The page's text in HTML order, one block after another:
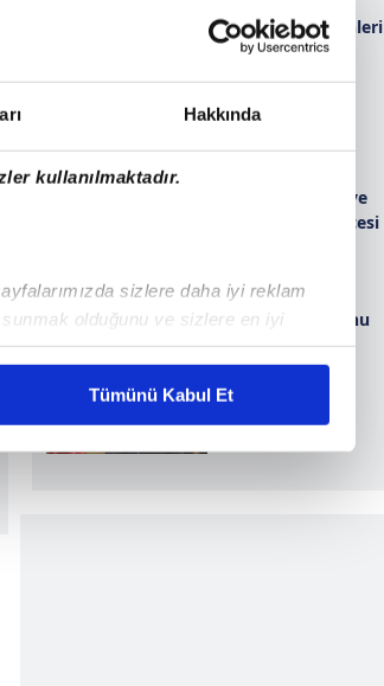
Hakkında
kullanılmaktadır.
sizlere daha iyi reklam
olduğunu ve sizlere en iyi
maliyetlerimizi karşılamak
Tümünü Kabul Et
Kupası maç tarihleri
açıklandı!
Kupa coşkusu
İşte Ziraat Türkiye
Kupası'nın tarihçesi
Ziraat Türkiye
Kupası şampiyonu
Trabzonspor'a
coşkulu karşılama!
Başkan